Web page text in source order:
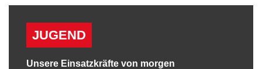
JUGEND
Unsere Einsatzkräfte von morgen